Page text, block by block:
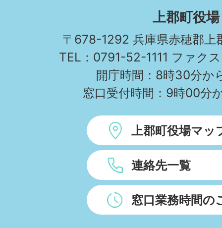
KAMIGORI
TOWN
上郡町役場
〒678-1292 兵庫県赤穂郡上
TEL：0791-52-1111 ファク
開庁時間：8時30分か
窓口受付時間：9時00分
上郡町役場マッ
連絡先一覧
窓口業務時間の